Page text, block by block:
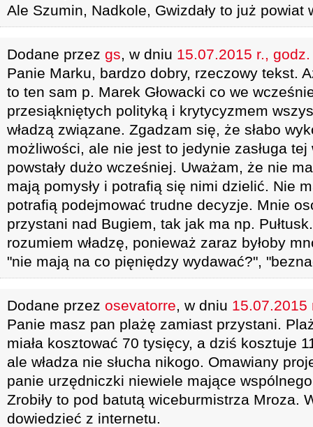
Ale Szumin, Nadkole, Gwizdały to już powiat
Dodane przez gs, w dniu 15.07.2015 r.,
Panie Marku, bardzo dobry, rzeczowy tekst.
to ten sam p. Marek Głowacki co we
przesiąkniętych polityką i krytycyzmem
władzą związane. Zgadzam się, że słabo
możliwości, ale nie jest to jedynie zasługa tej
powstały dużo wcześniej. Uważam, że nie
mają pomysły i potrafią się nimi dzielić. Nie
potrafią podejmować trudne decyzje. Mnie
przystani nad Bugiem, tak jak ma np.
rozumiem władzę, ponieważ zaraz byłoby
"nie mają na co pięniędzy wydawać?",
Dodane przez osevatorre, w dniu 15.07.2015
Panie masz pan plażę zamiast przystani.
miała kosztować 70 tysięcy, a dziś kosztuje
ale władza nie słucha nikogo. Omawiany
panie urzędniczki niewiele mające
Zrobiły to pod batutą wiceburmistrza Mroza.
dowiedzieć z internetu.